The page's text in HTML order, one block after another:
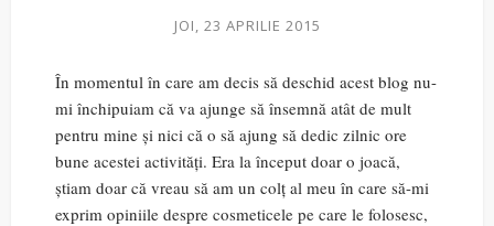
JOI, 23 APRILIE 2015
În momentul în care am decis să deschid acest blog nu-
mi închipuiam că va ajunge să însemnă atât de mult
pentru mine și nici că o să ajung să dedic zilnic ore
bune acestei activități. Era la început doar o joacă,
știam doar că vreau să am un colț al meu în care să-mi
exprim opiniile despre cosmeticele pe care le folosesc,